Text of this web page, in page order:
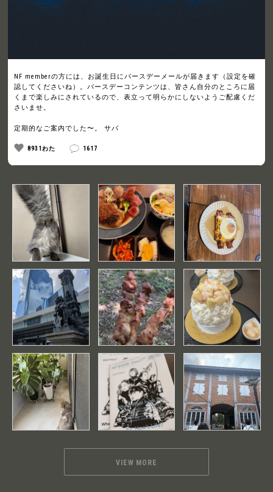
NF memberの方には、お誕生日にバースデーメールが届きます（設定を確
認してくださいね）。バースデーコンテンツは、皆さん自分のところに届
くまで楽しみにされているので、表立って明らかにしないようご配慮くだ
さいませ。
定期的なご案内でした〜。 サバ
8931わた 1617
VIEW MORE